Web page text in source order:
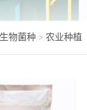
物菌种 > 农业种植